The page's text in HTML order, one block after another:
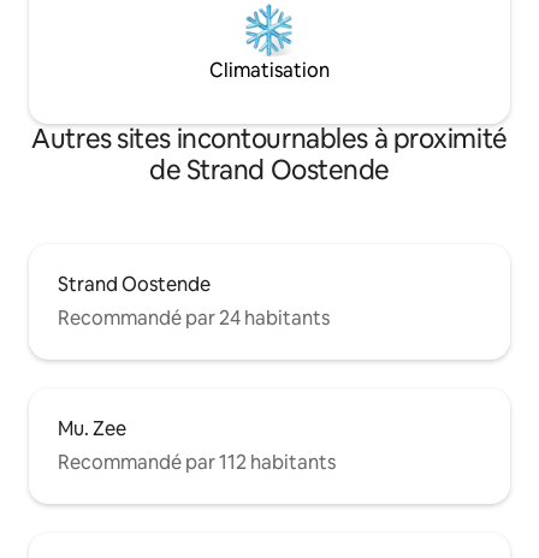
Climatisation
Autres sites incontournables à proximité
de Strand Oostende
Strand Oostende
Recommandé par 24 habitants
Mu. Zee
Recommandé par 112 habitants